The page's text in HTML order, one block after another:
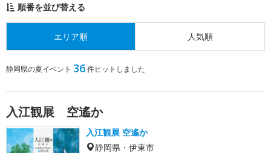
順番を並び替える
エリア順 人気順
静岡県の夏イベント 36件ヒットしました
入江観展 空遙か
入江観展 空遙か
静岡県・伊東市